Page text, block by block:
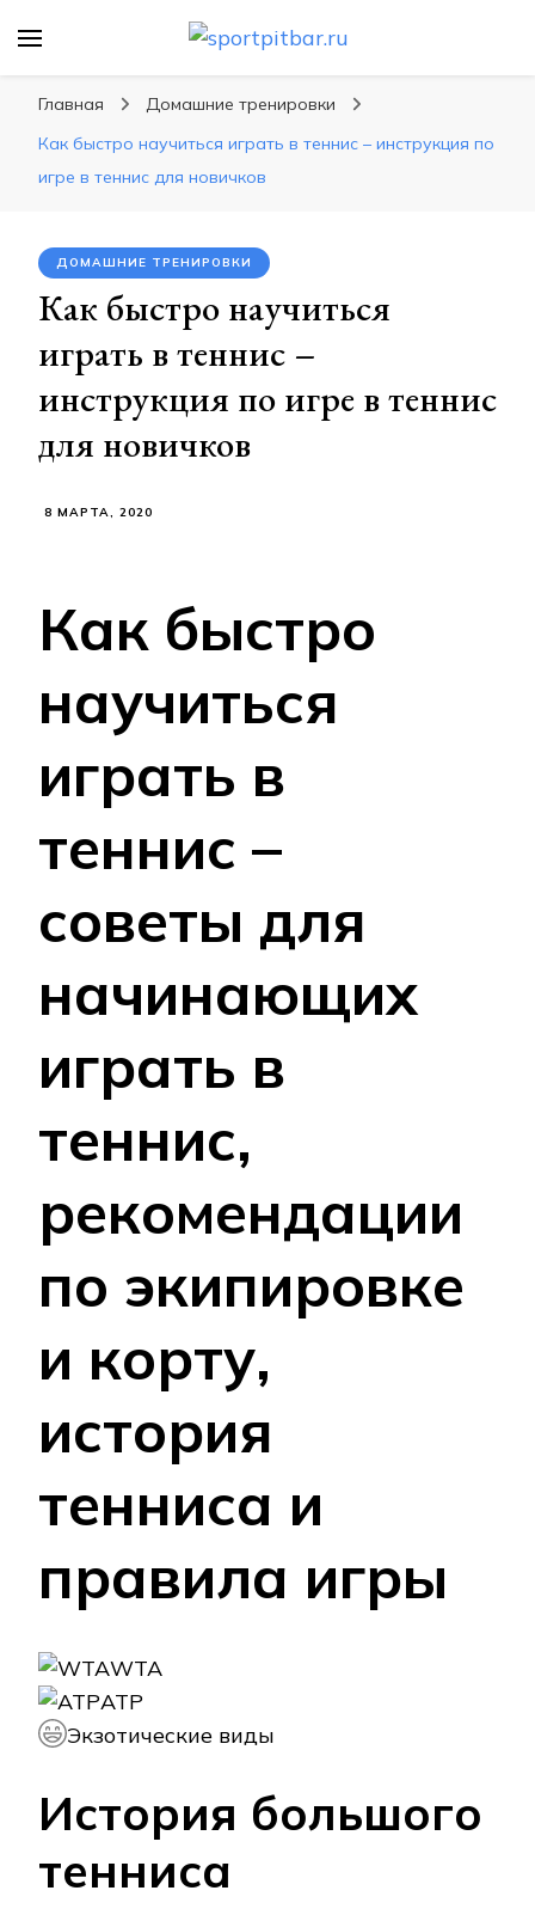
спортивных упражнения, правильные
диеты, программы тренировок
Главная
Домашние тренировки
Как быстро научиться играть в теннис – инструкция по
игре в теннис для новичков
ДОМАШНИЕ ТРЕНИРОВКИ
Как быстро научиться
играть в теннис –
инструкция по игре в теннис
для новичков
8 МАРТА, 2020
Как быстро
научиться
играть в
теннис –
советы для
начинающих
играть в
теннис,
рекомендации
по экипировке
и корту,
история
тенниса и
правила игры
WTA
ATP
Экзотические виды
История большого
тенниса